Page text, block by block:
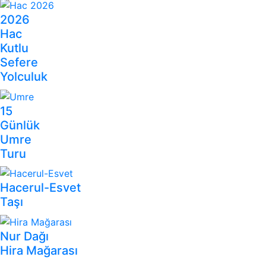
2026
Hac
Kutlu
Sefere
Yolculuk
15
Günlük
Umre
Turu
Hacerul-Esvet
Taşı
Nur Dağı
Hira Mağarası